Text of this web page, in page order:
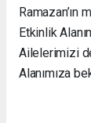
Ramazan’ın
Etkinlik
Ailelerimizi
Alanımıza